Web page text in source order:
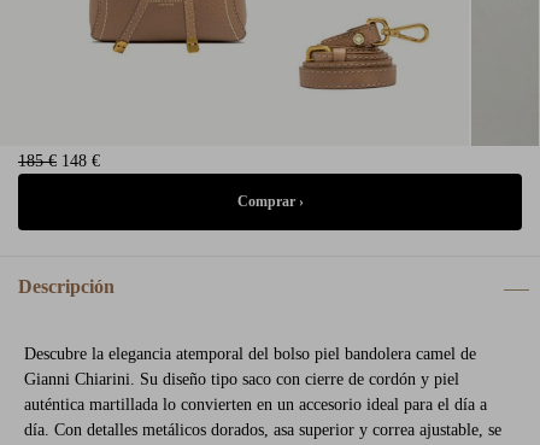
185 € 148 €
Descripción
Descubre la elegancia atemporal del bolso piel bandolera camel de
Gianni Chiarini. Su diseño tipo saco con cierre de cordón y piel
auténtica martillada lo convierten en un accesorio ideal para el día a
día. Con detalles metálicos dorados, asa superior y correa ajustable, se